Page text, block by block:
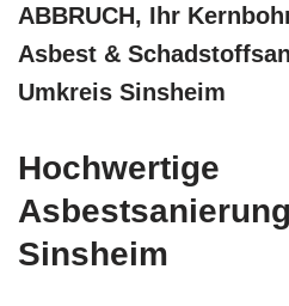
ABBRUCH, Ihr
Asbest &
Umkreis Sinsheim
Hochwertige
Sinsheim